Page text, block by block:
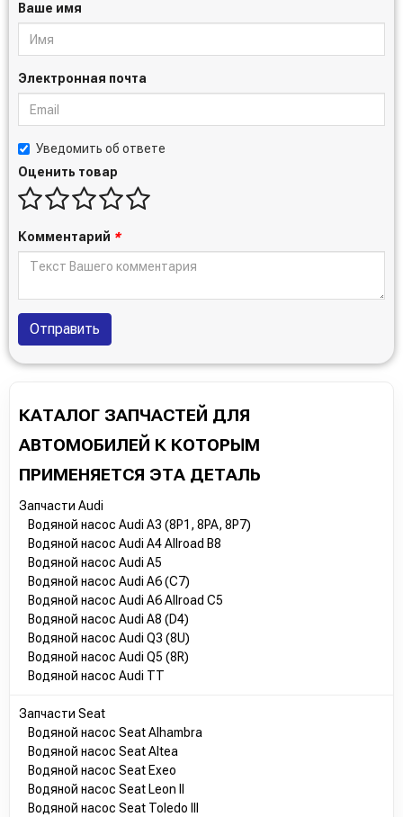
Ваше имя
Электронная почта
Уведомить об ответе
Оценить товар
Комментарий *
Отправить
КАТАЛОГ ЗАПЧАСТЕЙ ДЛЯ
АВТОМОБИЛЕЙ К КОТОРЫМ
ПРИМЕНЯЕТСЯ ЭТА ДЕТАЛЬ
Запчасти Audi
Водяной насос Audi A3 (8P1, 8PA, 8P7)
Водяной насос Audi A4 Allroad B8
Водяной насос Audi A5
Водяной насос Audi A6 (C7)
Водяной насос Audi A6 Allroad C5
Водяной насос Audi A8 (D4)
Водяной насос Audi Q3 (8U)
Водяной насос Audi Q5 (8R)
Водяной насос Audi TT
Запчасти Seat
Водяной насос Seat Alhambra
Водяной насос Seat Altea
Водяной насос Seat Exeo
Водяной насос Seat Leon II
Водяной насос Seat Toledo III